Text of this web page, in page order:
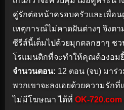
คู่รักต่อหน้าครอบครัวและเพื่อน
เหตุการณ์ไม่คาดฝันต่างๆ จึงต
ซีรีส์นี้เต็มไปด้วยมุกตลกฮาๆ ช
โรแมนติกที่จะทำให้คุณต้องอม
จำนวนตอน: 12 ตอน (จบ) มาร่
พวกเขาจะลงเอยด้วยความรัก
ไม่มีโฆษณา ได้ที่ OK-720.com